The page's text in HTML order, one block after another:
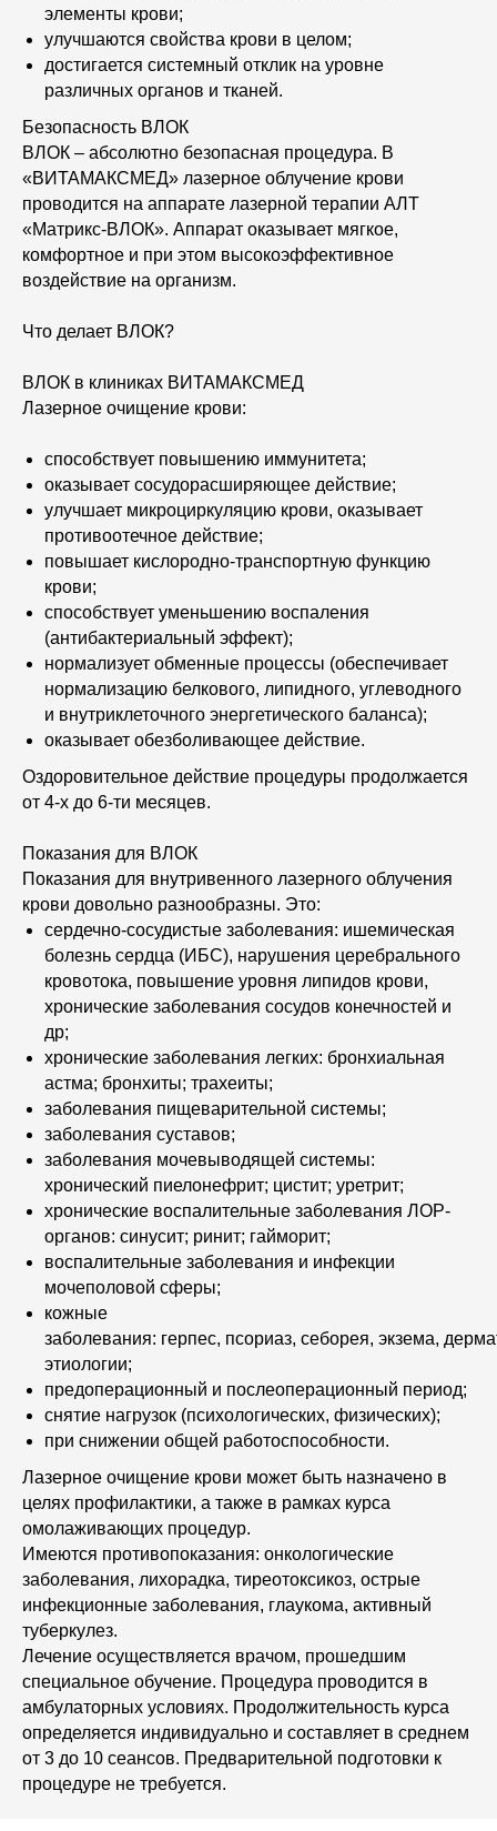
элементы крови;
улучшаются свойства крови в целом;
достигается системный отклик на уровне
различных органов и тканей.
Безопасность ВЛОК
ВЛОК – абсолютно безопасная процедура. В
«ВИТАМАКСМЕД» лазерное облучение крови
проводится на аппарате лазерной терапии АЛТ
«Матрикс-ВЛОК». Аппарат оказывает мягкое,
комфортное и при этом высокоэффективное
воздействие на организм.
Что делает ВЛОК?
ВЛОК в клиниках ВИТАМАКСМЕД
Лазерное очищение крови:
способствует повышению иммунитета;
оказывает сосудорасширяющее действие;
улучшает микроциркуляцию крови, оказывает
противоотечное действие;
повышает кислородно-транспортную функцию
крови;
способствует уменьшению воспаления
(антибактериальный эффект);
нормализует обменные процессы (обеспечивает
нормализацию белкового, липидного, углеводного
и внутриклеточного энергетического баланса);
оказывает обезболивающее действие.
Оздоровительное действие процедуры продолжается
от 4-х до 6-ти месяцев.
Показания для ВЛОК
Показания для внутривенного лазерного облучения
крови довольно разнообразны. Это:
сердечно-сосудистые заболевания: ишемическая
болезнь сердца (ИБС), нарушения церебрального
кровотока, повышение уровня липидов крови,
хронические заболевания сосудов конечностей и
др;
хронические заболевания легких: бронхиальная
астма; бронхиты; трахеиты;
заболевания пищеварительной системы;
заболевания суставов;
заболевания мочевыводящей системы:
хронический пиелонефрит; цистит; уретрит;
хронические воспалительные заболевания ЛОР-
органов: синусит; ринит; гайморит;
воспалительные заболевания и инфекции
мочеполовой сферы;
кожные
заболевания: герпес, псориаз, себорея, экзема,
этиологии;
предоперационный и послеоперационный период;
снятие нагрузок (психологических, физических);
при снижении общей работоспособности.
Лазерное очищение крови может быть назначено в
целях профилактики, а также в рамках курса
омолаживающих процедур.
Имеются противопоказания: онкологические
заболевания, лихорадка, тиреотоксикоз, острые
инфекционные заболевания, глаукома, активный
туберкулез.
Лечение осуществляется врачом, прошедшим
специальное обучение. Процедура проводится в
амбулаторных условиях. Продолжительность курса
определяется индивидуально и составляет в среднем
от 3 до 10 сеансов. Предварительной подготовки к
процедуре не требуется.